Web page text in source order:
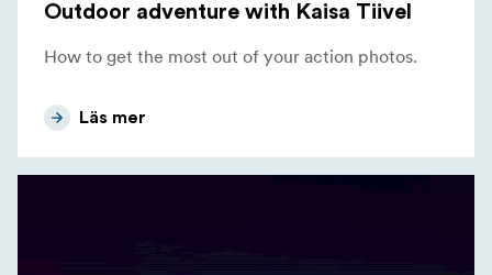
Outdoor adventure with Kaisa Tiivel
How to get the most out of your action photos.
Läs mer